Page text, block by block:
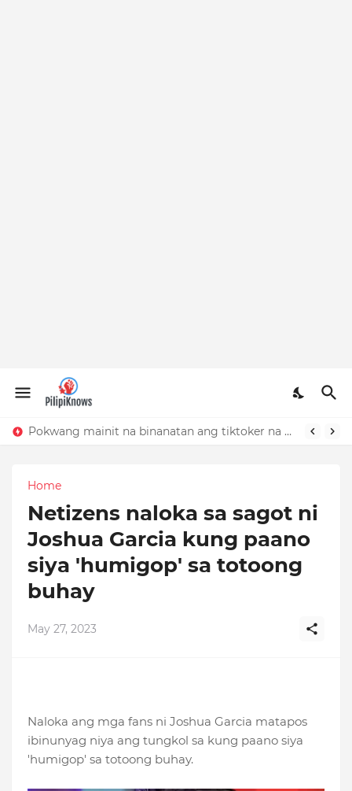
Pokwang mainit na binanatan ang tiktoker na nandidiri sa Sardinas
Home
Netizens naloka sa sagot ni
Joshua Garcia kung paano
siya 'humigop' sa totoong
buhay
May 27, 2023
Naloka ang mga fans ni Joshua Garcia matapos
ibinunyag niya ang tungkol sa kung paano siya
'humigop' sa totoong buhay.